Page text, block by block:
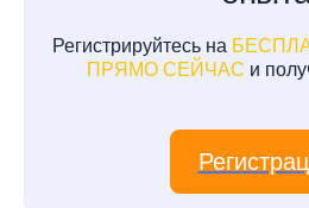
Регистрируйтесь на
ПРЯМО СЕЙЧАС и